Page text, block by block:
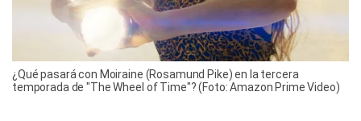
¿Qué pasará con Moiraine (Rosamund Pike) en la tercera
temporada de "The Wheel of Time"? (Foto: Amazon Prime Video)